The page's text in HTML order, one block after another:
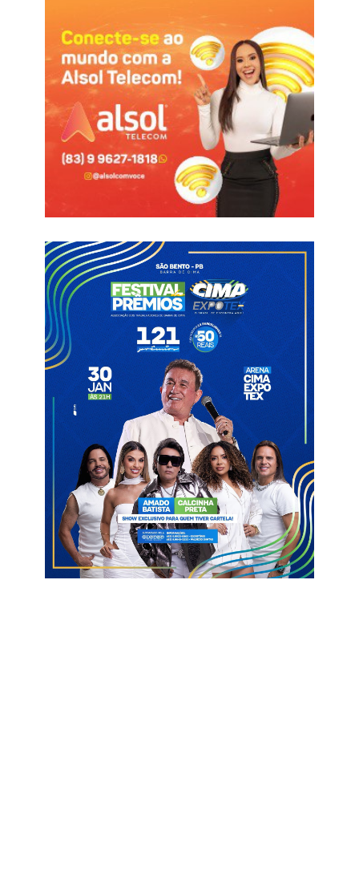
estabelecimentos comerciais e outras localidades, distribuindo
materiais informativos que orientam e alertam sobre os graves
riscos à saúde associados ao consumo de bebidas
adulteradas com metanol — substância que pode causar
cegueira, coma, danos aos rins e ao fígado, e até levar à
morte.
A campanha também informa os consumidores sobre como
identificar produtos falsificados antes da compra. Entre as
recomendações, estão: verificar se a tampa está devidamente
lacrada e sem amassados, observar se o rótulo tem boa
conferir se o contrarrótulo apresenta informações
obrigatórias, como CNPJ, SAC e número de registro no MAPA
(Ministério da Agricultura, Pecuária e Abastecimento).
Com essa ação, o município reforça seu compromisso com a
proteção da saúde pública e o consumo seguro de produtos
alimentícios e bebidas.
Informações com ASCOM
Bebidas falsificadas São Bento
Vigilância Sanitária